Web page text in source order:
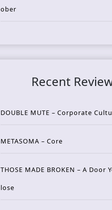
ober
Recent
DOUBLE MUTE – Corporate
METASOMA – Core
THOSE MADE BROKEN – A Door
lose